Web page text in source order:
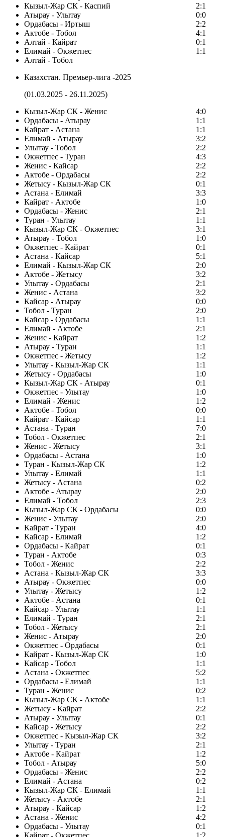
Кызыл-Жар СК - Каспий
2:1
Атырау - Улытау
0:0
Ордабасы - Иртыш
2:2
Актобе - Тобол
4:1
Алтай - Кайрат
0:1
Елимай - Окжетпес
1:1
Алтай - Тобол
Казахстан. Премьер-лига -2025
(01.03.2025 - 26.11.2025)
Кызыл-Жар СК - Женис
4:0
Ордабасы - Атырау
1:1
Кайрат - Астана
1:1
Елимай - Атырау
3:2
Улытау - Тобол
2:2
Окжетпес - Туран
4:3
Женис - Кайсар
2:2
Актобе - Ордабасы
2:2
Жетысу - Кызыл-Жар СК
0:1
Астана - Елимай
3:3
Кайрат - Актобе
1:0
Ордабасы - Женис
2:1
Туран - Улытау
1:1
Кызыл-Жар СК - Окжетпес
3:1
Атырау - Тобол
1:0
Окжетпес - Кайрат
0:1
Астана - Кайсар
5:1
Елимай - Кызыл-Жар СК
2:0
Актобе - Жетысу
3:2
Улытау - Ордабасы
2:1
Женис - Астана
3:2
Кайсар - Атырау
0:0
Тобол - Туран
2:0
Кайсар - Ордабасы
1:1
Елимай - Актобе
2:1
Женис - Кайрат
1:2
Атырау - Туран
1:1
Окжетпес - Жетысу
1:2
Улытау - Кызыл-Жар СК
1:1
Жетысу - Ордабасы
1:0
Кызыл-Жар СК - Атырау
0:1
Окжетпес - Улытау
1:0
Елимай - Женис
1:2
Актобе - Тобол
0:0
Кайрат - Кайсар
1:1
Астана - Туран
7:0
Тобол - Окжетпес
2:1
Женис - Жетысу
3:1
Ордабасы - Астана
1:0
Туран - Кызыл-Жар СК
1:2
Улытау - Елимай
1:1
Жетысу - Астана
0:2
Актобе - Атырау
2:0
Елимай - Тобол
2:3
Кызыл-Жар СК - Ордабасы
0:0
Женис - Улытау
2:0
Кайрат - Туран
4:0
Кайсар - Елимай
1:2
Ордабасы - Кайрат
0:1
Туран - Актобе
0:3
Тобол - Женис
2:2
Астана - Кызыл-Жар СК
3:3
Атырау - Окжетпес
0:0
Улытау - Жетысу
1:2
Актобе - Астана
0:1
Кайсар - Улытау
1:1
Елимай - Туран
2:1
Тобол - Жетысу
2:1
Женис - Атырау
2:0
Окжетпес - Ордабасы
0:1
Кайрат - Кызыл-Жар СК
1:0
Кайсар - Тобол
1:1
Астана - Окжетпес
5:2
Ордабасы - Елимай
1:1
Туран - Женис
0:2
Кызыл-Жар СК - Актобе
1:1
Жетысу - Кайрат
2:2
Атырау - Улытау
0:1
Кайсар - Жетысу
2:2
Окжетпес - Кызыл-Жар СК
3:2
Улытау - Туран
2:1
Актобе - Кайрат
1:2
Тобол - Атырау
5:0
Ордабасы - Женис
2:2
Елимай - Астана
0:2
Кызыл-Жар СК - Елимай
1:1
Жетысу - Актобе
2:1
Атырау - Кайсар
1:2
Астана - Женис
4:2
Ордабасы - Улытау
0:1